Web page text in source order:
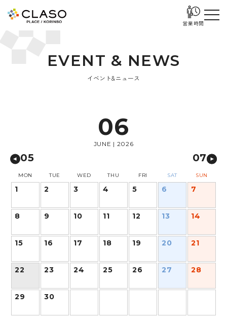
営業時間
EVENT & NEWS
イベント&ニュース
06
JUNE | 2026
05 07
MON TUE WED THU FRI SAT SUN
1 2 3 4 5 6 7
8 9 10 11 12 13 14
15 16 17 18 19 20 21
22 23 24 25 26 27 28
29 30